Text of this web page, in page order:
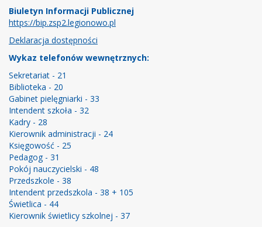
Biuletyn Informacji Publicznej
https://bip.zsp2.legionowo.pl
Deklaracja dostępności
Wykaz telefonów wewnętrznych:
Sekretariat - 21
Biblioteka - 20
Gabinet pielęgniarki - 33
Intendent szkoła - 32
Kadry - 28
Kierownik administracji - 24
Księgowość - 25
Pedagog - 31
Pokój nauczycielski - 48
Przedszkole - 38
Intendent przedszkola - 38 + 105
Świetlica - 44
Kierownik świetlicy szkolnej - 37